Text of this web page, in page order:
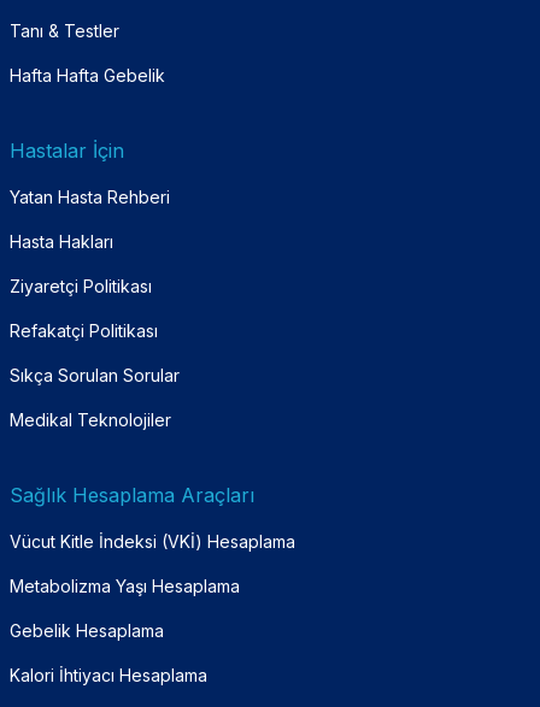
Tanı & Testler
Hafta Hafta Gebelik
Hastalar İçin
Yatan Hasta Rehberi
Hasta Hakları
Ziyaretçi Politikası
Refakatçi Politikası
Sıkça Sorulan Sorular
Medikal Teknolojiler
Sağlık Hesaplama Araçları
Vücut Kitle İndeksi (VKİ) Hesaplama
Metabolizma Yaşı Hesaplama
Gebelik Hesaplama
Kalori İhtiyacı Hesaplama